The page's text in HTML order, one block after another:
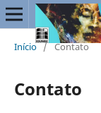
Início / Contato
Contato